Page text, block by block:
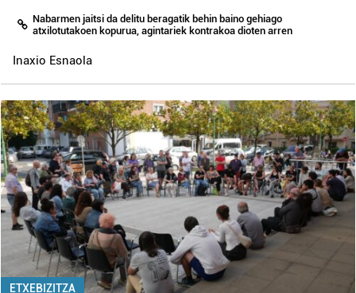
Nabarmen jaitsi da delitu beragatik behin baino gehiago
atxilotutakoen kopurua, agintariek kontrakoa dioten arren
Inaxio Esnaola
ETXEBIZITZA